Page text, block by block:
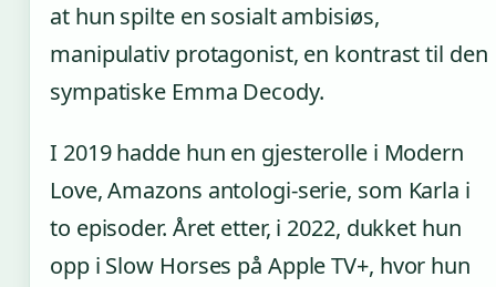
at hun spilte en sosialt ambisiøs,
manipulativ protagonist, en kontrast til den
sympatiske Emma Decody.
I 2019 hadde hun en gjesterolle i Modern
Love, Amazons antologi-serie, som Karla i
to episoder. Året etter, i 2022, dukket hun
opp i Slow Horses på Apple TV+, hvor hun